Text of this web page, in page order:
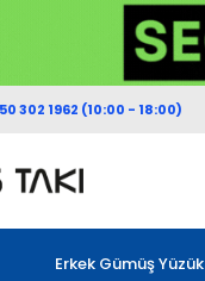
302 1962 (10:00 - 18:00)
Erkek Gümüş Yüzük